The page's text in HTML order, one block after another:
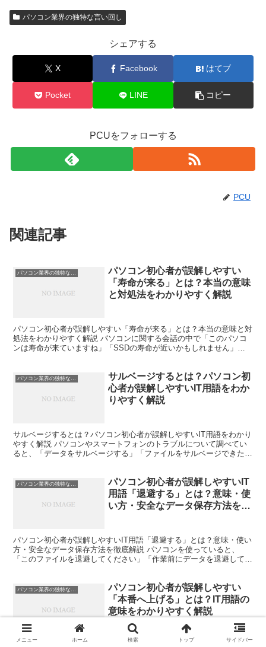
パソコン業界の独特な言い回し
シェアする
X Facebook はてブ
Pocket LINE コピー
PCUをフォローする
PCU
関連記事
パソコン初心者が誤解しやすい
「寿命が来る」とは？本当の意味
と対処法をわかりやすく解説
パソコン初心者が誤解しやすい「寿命が来る」とは？本当の意味と対
処法をわかりやすく解説 パソコンに関する会話の中で「このパソコ
ンは寿命が来ていますね」「SSDの寿命が近いかもしれません」な
サルベージするとは？パソコン初
心者が誤解しやすいIT用語をわか
りやすく解説
サルベージするとは？パソコン初心者が誤解しやすいIT用語をわかり
やすく解説 パソコンやスマートフォンのトラブルについて調べてい
ると、「データをサルベージする」「ファイルをサルベージできた」
パソコン初心者が誤解しやすいIT
用語「退避する」とは？意味・使
い方・安全なデータ保存方法を徹
パソコン初心者が誤解しやすいIT用語「退避する」とは？意味・使い
方・安全なデータ保存方法を徹底解説 パソコンを使っていると、
「このファイルを退避してください」「作業前にデータを退避してお
パソコン初心者が誤解しやすい
「本番へ上げる」とは？IT用語の
意味をわかりやすく解説
メニュー ホーム 検索 トップ サイドバー